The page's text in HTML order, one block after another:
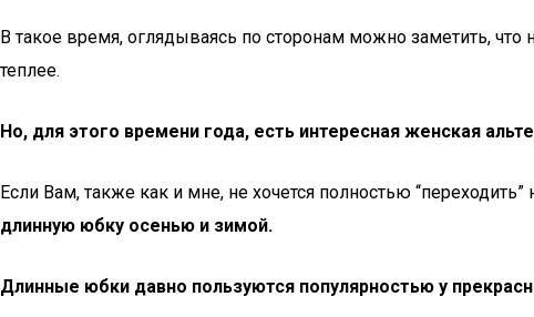
В такое время, оглядываясь по сторонам можно заметить,
теплее.
Но, для этого времени года, есть интересная женская
Если Вам, также как и мне, не хочется полностью
длинную юбку осенью и зимой.
Длинные юбки давно пользуются популярностью у